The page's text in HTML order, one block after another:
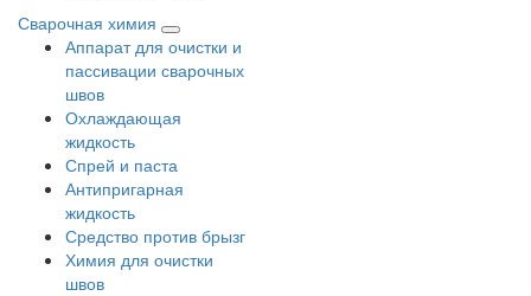
Сварочная химия
Аппарат для очистки и
пассивации сварочных
швов
Охлаждающая
жидкость
Спрей и паста
Антипригарная
жидкость
Средство против брызг
Химия для очистки
швов